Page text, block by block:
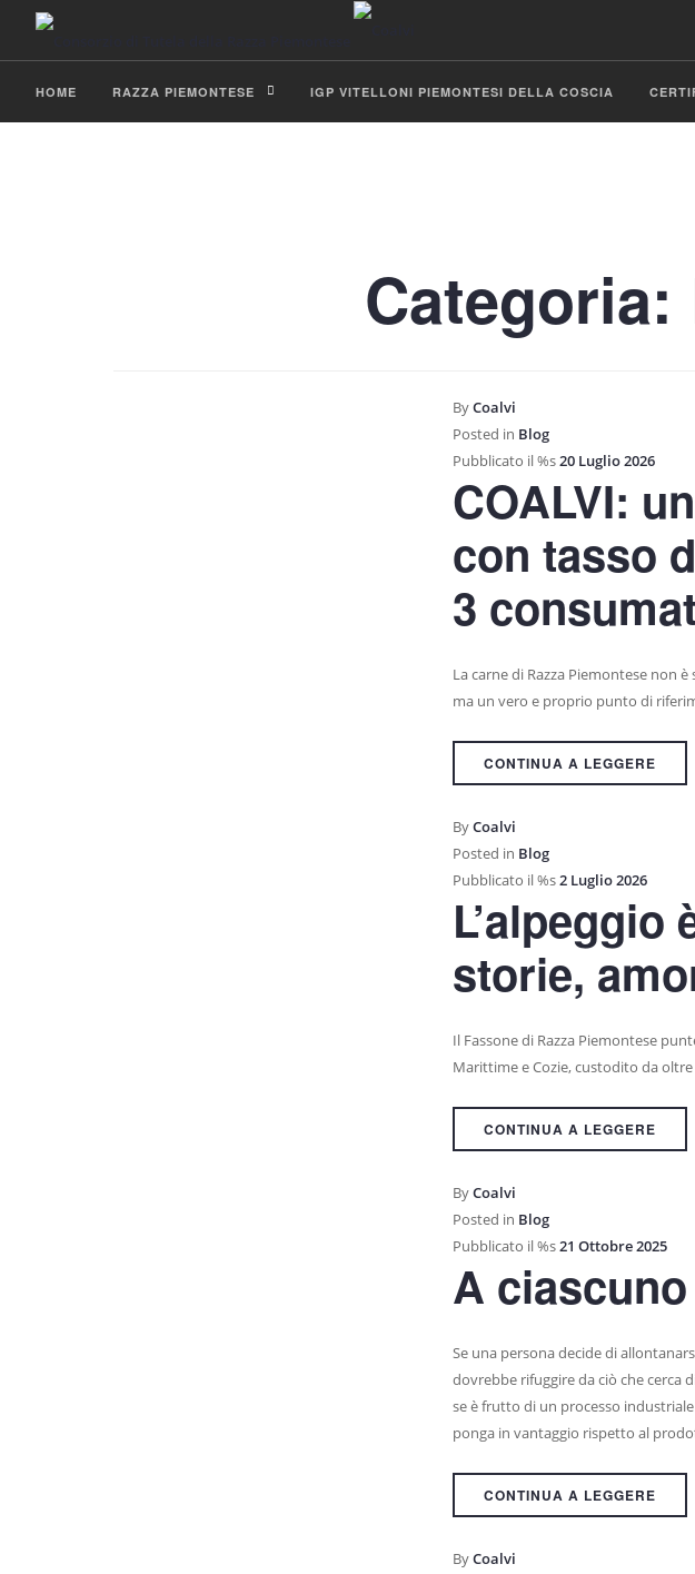
HOME RAZZA PIEMONTESE IGP VITELLONI PIEMONTESI DELLA COSCIA
Categoria:
ByCoalvi
Posted in Blog
Pubblicato il %s20 Luglio 2026
COALVI:
con tasso
3
La carne di Razza Piemontese non
ma un vero e proprio punto di
CONTINUA A LEGGERE
ByCoalvi
Posted in Blog
Pubblicato il %s2 Luglio 2026
L’alpeggio
storie,
Il Fassone di Razza Piemontese
Marittime e Cozie, custodito da
CONTINUA A LEGGERE
ByCoalvi
Posted in Blog
Pubblicato il %s21 Ottobre 2025
A
Se una persona decide di
dovrebbe rifuggire da ciò che cerca
se è frutto di un processo
ponga in vantaggio rispetto al
CONTINUA A LEGGERE
ByCoalvi